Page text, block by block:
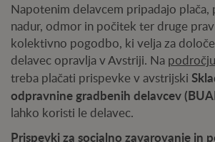
Napotenim delavcem pripadajo plača,
nadur, odmor in počitek ter druge
kolektivno pogodbo, ki velja za
delavec opravlja v Avstriji. Na
treba plačati prispevke v avstrijski
odpravnine gradbenih delavcev
lahko koristi le delavec.
Prispevki za socialno zavarovanje in